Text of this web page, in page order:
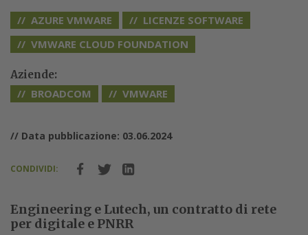
AZURE VMWARE
LICENZE SOFTWARE
VMWARE CLOUD FOUNDATION
Aziende:
BROADCOM VMWARE
// Data pubblicazione: 03.06.2024
CONDIVIDI:
Engineering e Lutech, un contratto di rete
per digitale e PNRR